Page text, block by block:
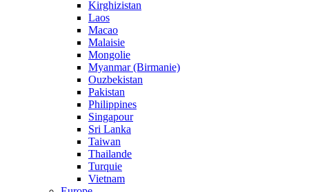
Kirghizistan
Laos
Macao
Malaisie
Mongolie
Myanmar (Birmanie)
Ouzbekistan
Pakistan
Philippines
Singapour
Sri Lanka
Taiwan
Thailande
Turquie
Vietnam